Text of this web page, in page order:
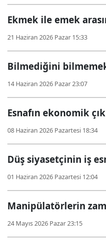
Ekmek ile emek
21 Haziran 2026 Pazar 15:33
Bilmediğini
14 Haziran 2026 Pazar 23:07
Esnafın ekonomik
08 Haziran 2026 Pazartesi 18:34
Düş siyasetçinin iş
01 Haziran 2026 Pazartesi 12:04
Manipülatörlerin
24 Mayıs 2026 Pazar 23:15